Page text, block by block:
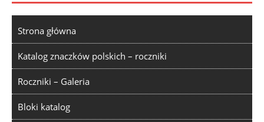
Strona główna
Katalog znaczków polskich – roczniki
Roczniki – Galeria
Bloki katalog